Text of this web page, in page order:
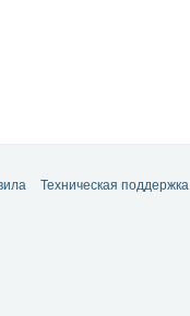
Техническая поддержка